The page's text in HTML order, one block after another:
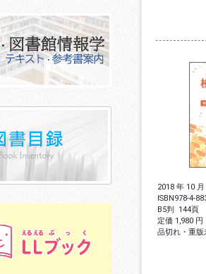
2018 年 10
ISBN978-4-
B5判 144頁
定価 1,980 円
品切れ・重版